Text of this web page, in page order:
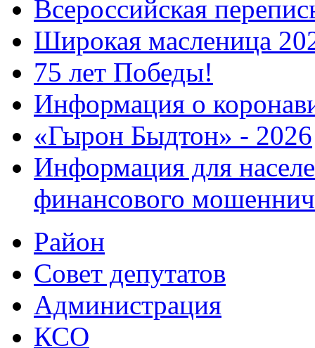
Всероссийская
Широкая масленица
75 лет Победы!
Информация о
«Гырон Быдтон» - 2026
Информация для
финансового
Район
Совет депутатов
Администрация
КСО